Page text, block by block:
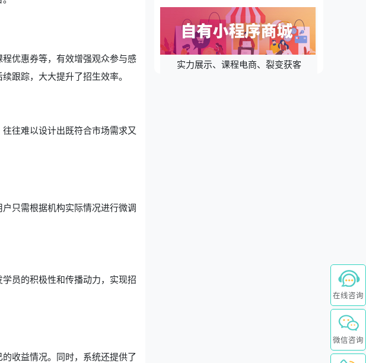
优惠券等，有效增强观众参与感
跟踪，大大提升了招生效率。
往难以设计出既符合市场需求又
只需根据机构实际情况进行微调
员的积极性和传播动力，实现招
收益情况。同时，系统还提供了
实力展示、课程电商、裂变获客
在线咨询
微信咨询